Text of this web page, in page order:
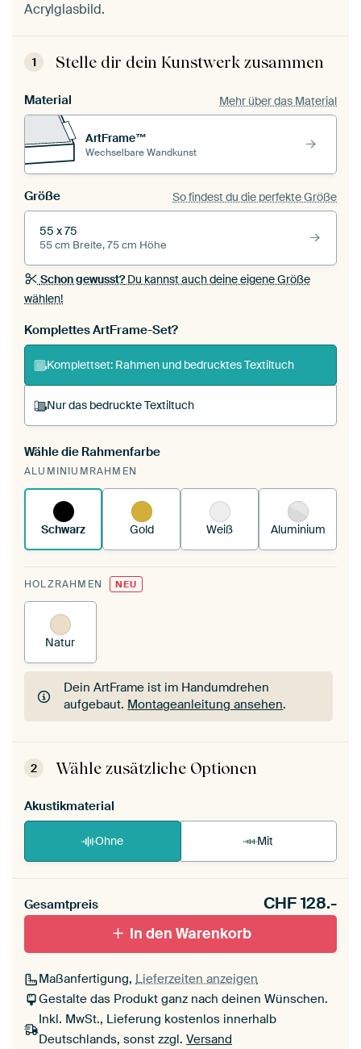
Acrylglasbild.
1 Stelle dir dein Kunstwerk zusammen
Material Mehr über das Material
ArtFrame™
Wechselbare Wandkunst
Größe So findest du die perfekte Größe
55 x 75
55 cm Breite, 75 cm Höhe
Schon gewusst?Du kannst auch deine eigene Größe
wählen!
Komplettes ArtFrame-Set?
Komplettset: Rahmen und bedrucktes Textiltuch
Nur das bedruckte Textiltuch
Du spannst einen wechselbaren Textiltuch in
deinen vorhandenen ArtFrame™.
funktioniert es.
Wähle die Rahmenfarbe
ALUMINIUMRAHMEN
Schwarz Gold Weiß Aluminium
HOLZRAHMEN NEU
Natur
Dein ArtFrame ist im Handumdrehen
aufgebaut. Montageanleitung ansehen.
Dein ArtFrame ist im Handumdrehen
aufgebaut.Montageanleitung ansehen
2 Wähle zusätzliche Optionen
Akustikmaterial
Ohne Mit
Gesamtpreis CHF128.-
In den Warenkorb
Maßanfertigung, Lieferzeiten anzeigen
Gestalte das Produkt ganz nach deinen Wünschen.
Inkl. MwSt., Lieferung kostenlos innerhalb
Deutschlands, sonst zzgl. Versand